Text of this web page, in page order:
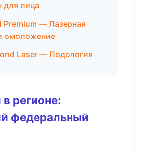
для лица
Premium — Лазерная
омоложение
Laser — Подология
регионе:
федеральный